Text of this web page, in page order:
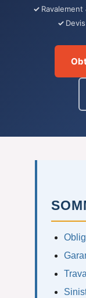
Ravalement